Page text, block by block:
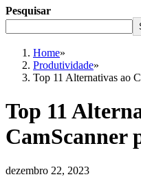
Pesquisar
Home»
Produtividade»
Top 11 Alternativas ao
Top 11
CamScanner
dezembro 22, 2023